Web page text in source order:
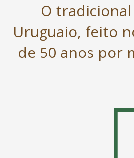
O
Uruguaio, feito
de 50 anos por